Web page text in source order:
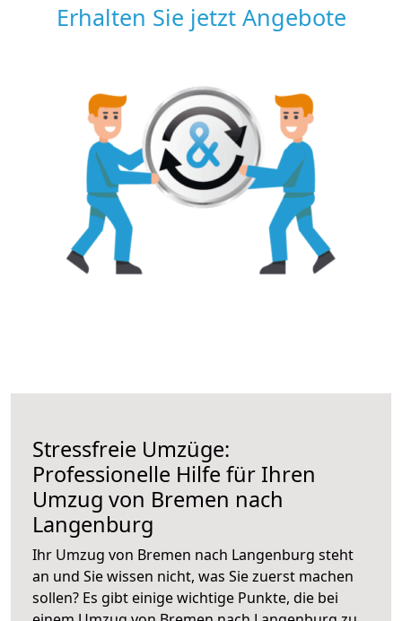
Erhalten Sie jetzt Angebote
Stressfreie Umzüge:
Professionelle Hilfe für Ihren
Umzug von Bremen nach
Langenburg
Ihr Umzug von Bremen nach Langenburg steht
an und Sie wissen nicht, was Sie zuerst machen
sollen? Es gibt einige wichtige Punkte, die bei